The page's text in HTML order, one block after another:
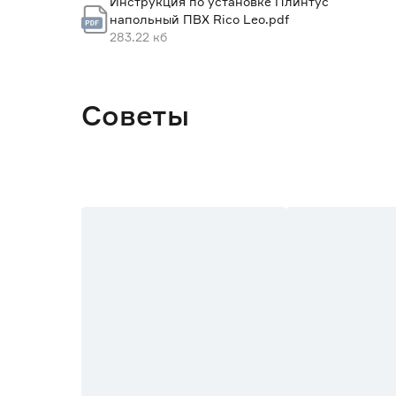
Марканапольный ПВХ Rico Leo.pdf
283.22 кб
Советы